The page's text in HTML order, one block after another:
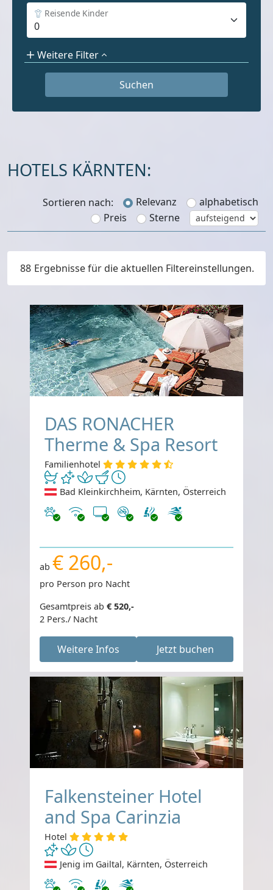
Reisende Kinder
Weitere Filter
HOTELS KÄRNTEN:
Sortieren nach: Relevanz
alphabetisch
Preis
Sterne
88 Ergebnisse für die aktuellen Filtereinstellungen.
DAS RONACHER
Therme & Spa Resort
Familienhotel
Bad Kleinkirchheim, Kärnten, Österreich
Haustiere erlaubt
Internet
TV Nichtraucher
ab € 260,-
pro Person pro Nacht
Gesamtpreis ab € 520,-
2 Pers./ Nacht
Weitere Infos Jetzt buchen
Falkensteiner Hotel
and Spa Carinzia
Hotel
Jenig im Gailtal, Kärnten, Österreich
Haustiere erlaubt
Internet